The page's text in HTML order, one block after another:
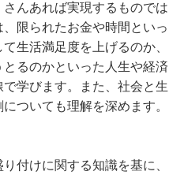
んあれば実現するものでは
限られたお金や時間といっ
生活満足度を上げるのか、
るのかといった人生や経済
学びます。また、社会と生
ついても理解を深めます。
付けに関する知識を基に、